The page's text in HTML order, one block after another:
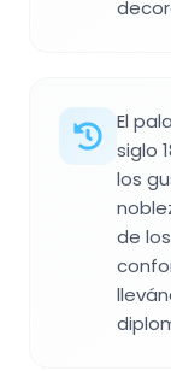
El
siglo
los
de